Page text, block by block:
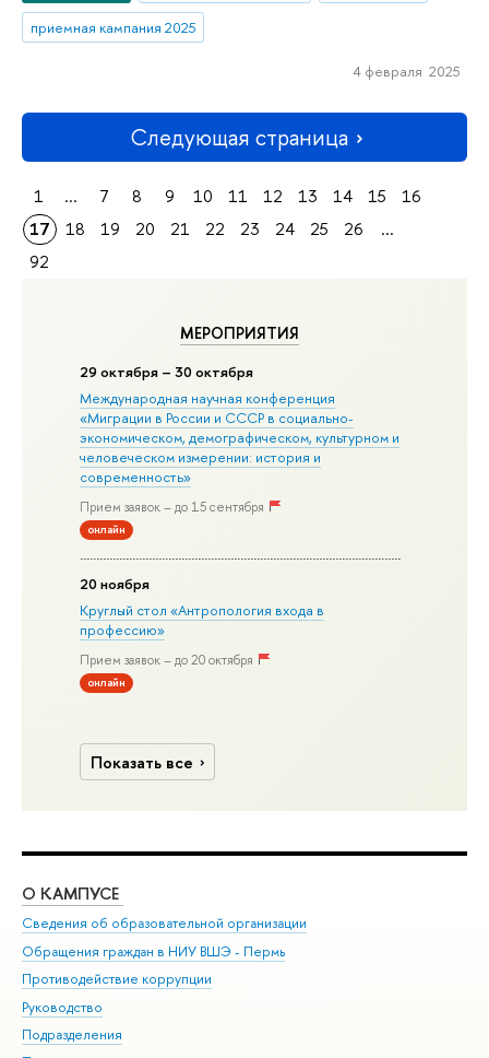
МЕРОПРИЯТИЯ
29 октября – 30 октября
Международная научная конференция
«Миграции в Росcии и СССР в социально-
экономическом, демографическом, культурном и
человеческом измерении: история и
современность»
Прием заявок – до 15 сентября
онлайн
20 ноября
Круглый стол «Антропология входа в
профессию»
Прием заявок – до 20 октября
онлайн
Показать все
приемная кампания 2025
4 февраля 2025
Следующая страница
1 ... 7 8 9 10 11 12 13 14 15
16
17
18 19 20 21 22 23 24 25 26
...
92
О КАМПУСЕ
Сведения об образовательной организации
Обращения граждан в НИУ ВШЭ - Пермь
Противодействие коррупции
Руководство
Подразделения